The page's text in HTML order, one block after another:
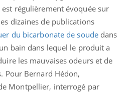
régulièrement évoquée sur
dizaines de publications
du bicarbonate de soudedans
bain dans lequel le produit a
les mauvaises odeurs et de
Pour Bernard Hédon,
Montpellier, interrogé par